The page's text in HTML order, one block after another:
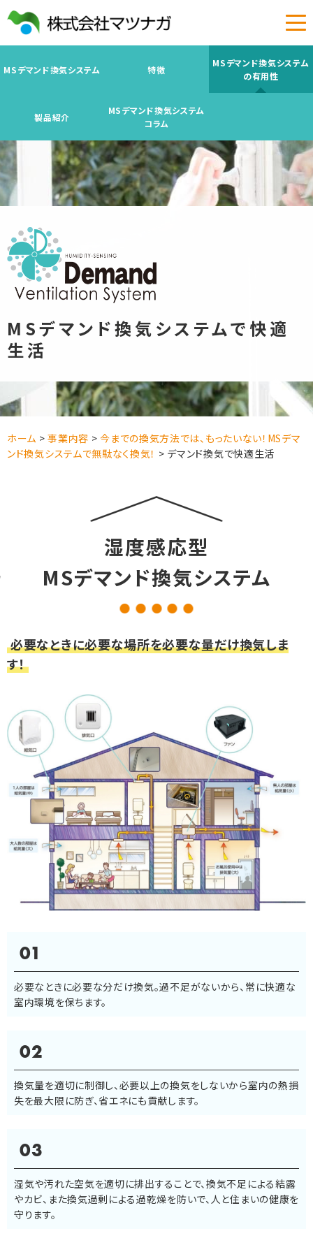
MSデマンド換気システム 特徴
MSデマンド換気システム
の有用性
製品紹介
MSデマンド換気システム
コラム
MSデマンド換気システムで快適
生活
ホーム >事業内容 >今までの換気方法では、もったいない！MSデマ
ンド換気システムで無駄なく換気！ > デマンド換気で快適生活
湿度感応型
MSデマンド換気システム
必要なときに必要な場所を必要な量だけ換気しま
す！
01
必要なときに必要な分だけ換気。過不足がないから、常に快適な
室内環境を保ちます。
02
換気量を適切に制御し、必要以上の換気をしないから室内の熱損
失を最大限に防ぎ、省エネにも貢献します。
03
湿気や汚れた空気を適切に排出することで、換気不足による結露
やカビ、また換気過剰による過乾燥を防いで、人と住まいの健康を
守ります。